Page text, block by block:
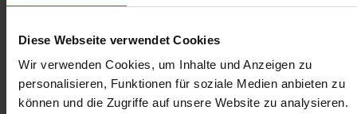
Diese Webseite verwendet Cookies
Wir verwenden Cookies, um Inhalte und Anzeigen zu
personalisieren, Funktionen für soziale Medien anbieten zu
können und die Zugriffe auf unsere Website zu analysieren.